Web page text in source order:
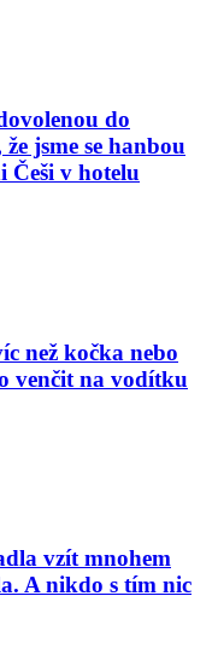
do
jsme se hanbou
Češi v hotelu
než kočka nebo
venčit na vodítku
vzít mnohem
A nikdo s tím nic